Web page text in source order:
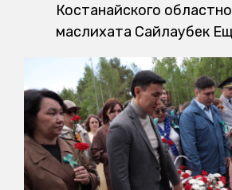
Костанайского
маслихата Сайлаубек